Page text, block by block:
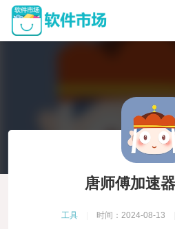
唐师傅加速
工具 时间：2024-08-13